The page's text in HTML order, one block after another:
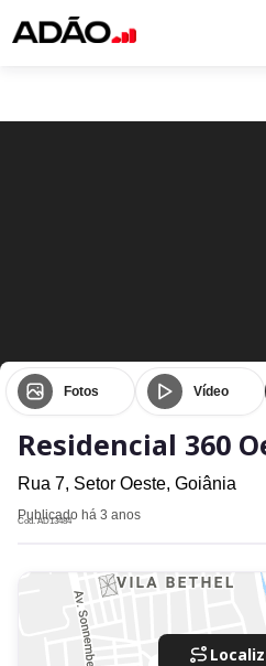
Fotos Vídeo
Residencial 360
Rua 7, Setor Oeste, Goiânia
Publicado há 3 anos
Cod. AD13484